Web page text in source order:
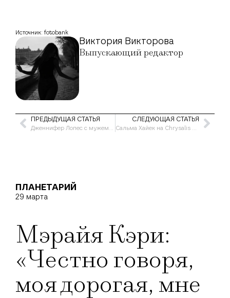
Виктория Викторова
Выпускающий редактор
Источник: fotobank
ПРЕДЫДУЩАЯ СТАТЬЯ
Дженнифер Лопес с мужем на параде
СЛЕДУЮЩАЯ СТАТЬЯ
Сальма Хайек на Chrysalis Butterfly Ball
ПЛАНЕТАРИЙ
29 марта
Мэрайя Кэри:
«Честно говоря,
моя дорогая, мне